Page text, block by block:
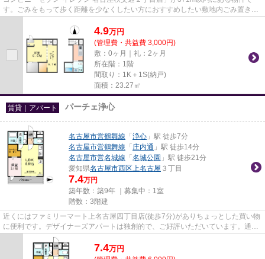
す。ごみをもって歩く距離を少なくしたい方におすすめしたい敷地内ごみ置き場
4.9万円
(管理費・共益費 3,000円)
敷：0ヶ月｜礼：2ヶ月
所在階：1階
間取り：1K＋1S(納戸)
面積：23.27㎡
賃貸｜アパート パーチェ浄心
名古屋市営鶴舞線 「 浄心 」駅 徒歩7分
名古屋市営鶴舞線 「 庄内通 」駅 徒歩14分
名古屋市営名城線 「 名城公園 」駅 徒歩21分
愛知県名古屋市西区上名古屋 ３丁目
7.4万円
築年数：築9年 ｜募集中： 1室
階数：3階建
近くにはファミリーマート上名古屋四丁目店(徒歩7分)がありちょっとした買い物
に便利です。デザイナーズアパートは独創的で、ご好評いただいています。通勤
やお出かけに便利な、徒歩7...
7.4万円